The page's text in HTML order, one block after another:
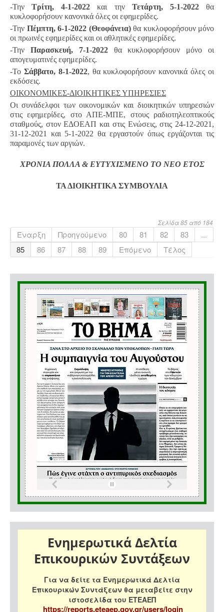
-ΤηνΤρίτη, 4-1-2022 και την Τετάρτη, 5-1-2022θα
κυκλοφορήσουν κανονικά όλες οι εφημερίδες.
-Την Πέμπτη, 6-1-2022 (Θεοφάνεια)θα κυκλοφορήσουν μόνο
οι πρωινές εφημερίδες και οι αθλητικές εφημερίδες.
-Την Παρασκευή, 7-1-2022θα κυκλοφορήσουν μόνο οι
απογευματινές εφημερίδες.
-Το Σάββατο, 8-1-2022, θα κυκλοφορήσουν κανονικά όλες οι
εκδόσεις.
ΟΙΚΟΝΟΜΙΚΕΣ-ΔΙΟΙΚΗΤΙΚΕΣ ΥΠΗΡΕΣΙΕΣ
Οι συνάδελφοι των οικονομικών και διοικητικών υπηρεσιών
στις εφημερίδες, στο ΑΠΕ-ΜΠΕ, στους ραδιοτηλεοπτικούς
σταθμούς, στον ΕΔΟΕΑΠ και στις Ενώσεις, στις 24-12-2021,
31-12-2021 και 5-1-2022 θα εργαστούν όπως εργάζονται τις
παραμονές των αργιών.
ΧΡΟΝΙΑ ΠΟΛΛΑ & ΕΥΤΥΧΙΣΜΕΝΟ ΤΟ ΝΕΟ ΕΤΟΣ
ΤΑ ΔΙΟΙΚΗΤΙΚΑ ΣΥΜΒΟΥΛΙΑ
Σελίδα 85 από 184
Έναρξη Προηγούμενο 80 81 82 83
...
85
86 87 88 89 Επόμενο Τέλος
Ενημερωτικά Δελτία
Επικουρικών Συντάξεων
Για να δείτε τα Ενημερωτικά Δελτία
Επικουρικών Συντάξεων θα μεταβείτε στην
ιστοσελίδα του ΕΤΕΑΕΠ
https://reports.eteaep.gov.gr/users/login